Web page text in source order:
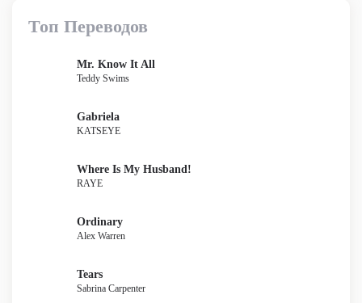
Топ Переводов
Mr. Know It All
Teddy Swims
Gabriela
KATSEYE
Where Is My Husband!
RAYE
Ordinary
Alex Warren
Tears
Sabrina Carpenter